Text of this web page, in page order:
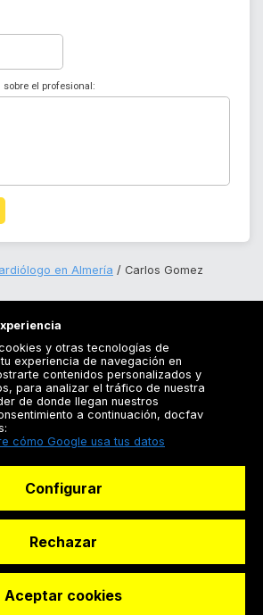
el profesional:
en Almería
Carlos Gomez
Registrarse
Technologies S.L
y otras tecnologías de
experiencia de navegación en
contenidos personalizados y
para analizar el tráfico de nuestra
de donde llegan nuestros
a continuación, docfav
cómo Google usa tus datos
Configurar
Rechazar
Aceptar cookies